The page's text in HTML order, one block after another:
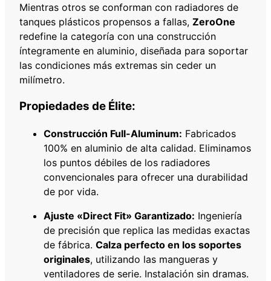
3
4
M
M
A
T
c
a
Mientras otros se conforman con radiadores de
tanques plásticos propensos a fallas, ZeroOne
redefine la categoría con una construcción
íntegramente en aluminio, diseñada para soportar
las condiciones más extremas sin ceder un
milímetro.
Propiedades de Élite:
Construcción Full-Aluminum: Fabricados
100% en aluminio de alta calidad. Eliminamos
los puntos débiles de los radiadores
convencionales para ofrecer una durabilidad
de por vida.
Ajuste «Direct Fit» Garantizado: Ingeniería
de precisión que replica las medidas exactas
de fábrica. Calza perfecto en los soportes
originales, utilizando las mangueras y
ventiladores de serie. Instalación sin dramas.